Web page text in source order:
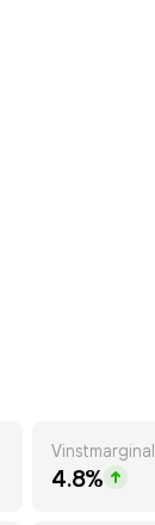
Vinstmarginal
4.8%